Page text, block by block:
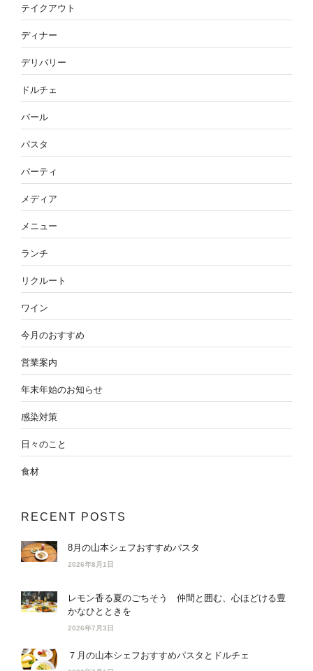
テイクアウト
ディナー
デリバリー
ドルチェ
バール
パスタ
パーティ
メディア
メニュー
ランチ
リクルート
ワイン
今月のおすすめ
営業案内
年末年始のお知らせ
感染対策
日々のこと
食材
RECENT POSTS
8月の山本シェフおすすめパスタ
2026年8月1日
レモン香る夏のごちそう 仲間と囲む、心ほどける豊
かなひとときを
2026年7月3日
７月の山本シェフおすすめパスタとドルチェ